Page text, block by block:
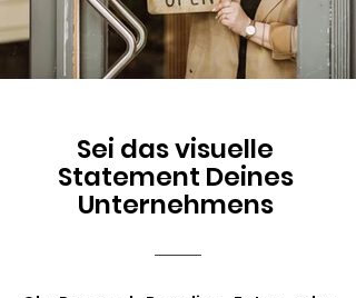
Sei das visuelle
Statement Deines
Unternehmens